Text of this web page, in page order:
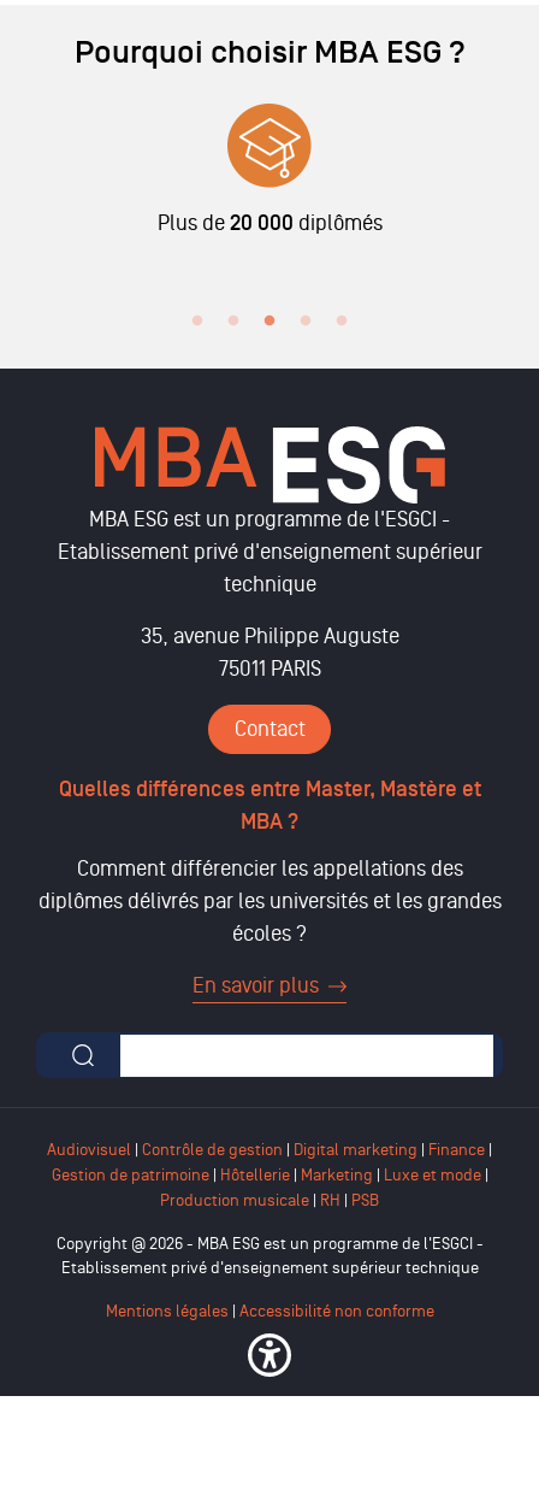
Pourquoi choisir MBA ESG ?
Plus de 20 000 diplômés
MBA ESG est un programme de l'ESGCI -
Etablissement privé d'enseignement supérieur
technique
35, avenue Philippe Auguste
75011 PARIS
Contact
Quelles différences entre Master, Mastère et
MBA ?
Comment différencier les appellations des
diplômes délivrés par les universités et les grandes
écoles ?
En savoir plus
Formulaire de recherche
Audiovisuel | Contrôle de gestion | Digital marketing | Finance |
Gestion de patrimoine| Hôtellerie| Marketing | Luxe et mode|
Production musicale | RH | PSB
Copyright @ 2026 - MBA ESG est un programme de l'ESGCI -
Etablissement privé d'enseignement supérieur technique
Mentions légales Accessibilité non conforme